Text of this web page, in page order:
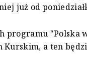
już od
programu "Polska
a ten